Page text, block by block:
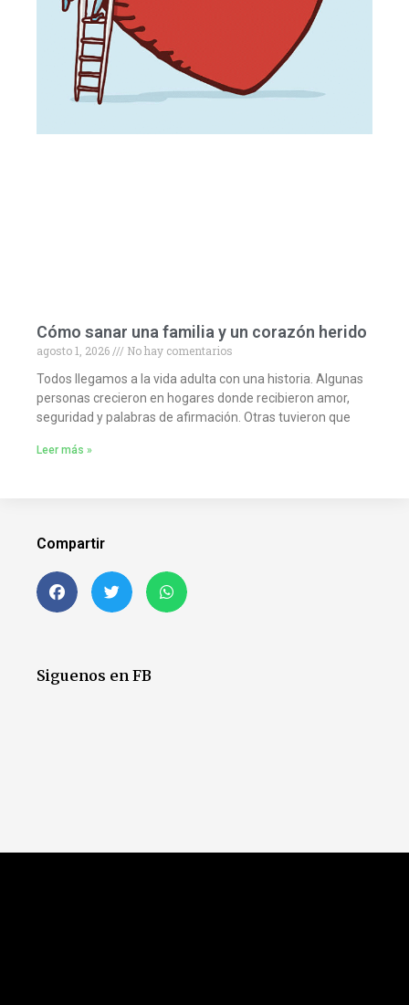
Cómo sanar una familia y un corazón herido
agosto 1, 2026
No hay comentarios
Todos llegamos a la vida adulta con una historia. Algunas
personas crecieron en hogares donde recibieron amor,
seguridad y palabras de afirmación. Otras tuvieron que
Leer más »
Compartir
Siguenos en FB